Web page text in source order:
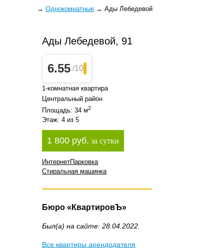
→ Однокомнатные → Ады Лебедевой
Ады Лебедевой, 91
6.55 /10
1-комнатная квартира
Центральный район
Площадь: 34 м2
Этаж: 4 из 5
1 800 руб. за сутки
ИнтернетПарковка
Стиральная машинка
Бюро «КвартировЪ»
Был(а) на сайте: 28.04.2022.
Все квартиры арендодателя